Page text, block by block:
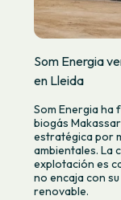
Som Energia
en Lleida
Som Energia ha
biogás
estratégica por
ambientales. La
explotación es
no encaja con
renovable.